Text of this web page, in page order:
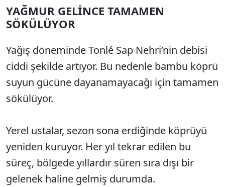
YAĞMUR GELİNCE TAMAMEN
SÖKÜLÜYOR
Yağış döneminde Tonlé Sap Nehri’nin debisi
ciddi şekilde artıyor. Bu nedenle bambu köprü
suyun gücüne dayanamayacağı için tamamen
sökülüyor.
Yerel ustalar, sezon sona erdiğinde köprüyü
yeniden kuruyor. Her yıl tekrar edilen bu
süreç, bölgede yıllardır süren sıra dışı bir
gelenek haline gelmiş durumda.